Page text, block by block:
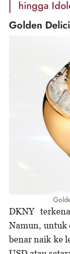
hingga
Golden
DKNY
Namun, untuk
benar naik ke